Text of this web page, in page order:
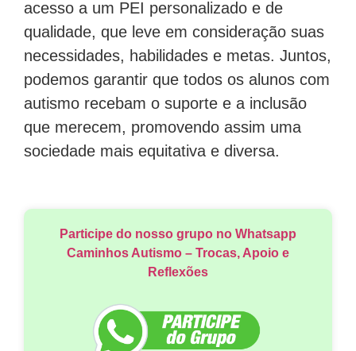
qualidade, que leve em consideração suas
necessidades, habilidades e metas. Juntos,
podemos garantir que todos os alunos com
autismo recebam o suporte e a inclusão
que merecem, promovendo assim uma
sociedade mais equitativa e diversa.
Participe do nosso grupo no Whatsapp
Caminhos Autismo – Trocas, Apoio e
Reflexões